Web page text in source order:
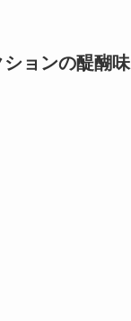
ョンの醍醐味